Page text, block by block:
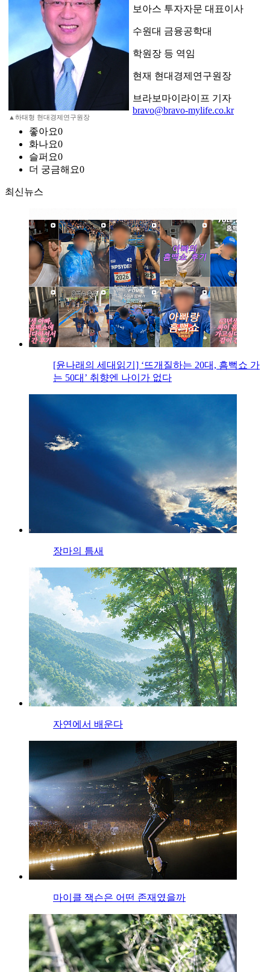
▲하태형 현대경제연구원장
보아스 투자자문 대표이사
수원대 금융공학대
학원장 등 역임
현재 현대경제연구원장
브라보마이라이프 기자
bravo@bravo-mylife.co.kr
좋아요0
화나요0
슬퍼요0
더 궁금해요0
최신뉴스
[윤나래의 세대읽기] ‘뜨개질하는 20대, 흠뻑쇼 가
는 50대’ 취향엔 나이가 없다
장마의 틈새
자연에서 배운다
마이클 잭슨은 어떤 존재였을까